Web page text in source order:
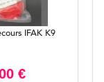
IFAK K9
€